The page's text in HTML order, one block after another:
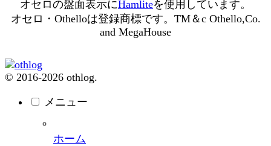
オセロの盤面表示にHamliteを使用しています。
オセロ・Othelloは登録商標です。TM＆c Othello,Co.
and MegaHouse
© 2016-2026 othlog.
メニュー
ホーム